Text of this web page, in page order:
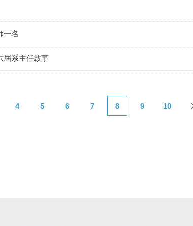
一名
屆系主任啟事
4 5 6 7 8 9 10